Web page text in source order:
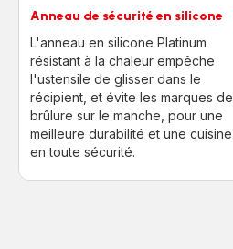
Anneau de sécurité en silicone
L'anneau en silicone Platinum
résistant à la chaleur empêche
l'ustensile de glisser dans le
récipient, et évite les marques de
brûlure sur le manche, pour une
meilleure durabilité et une cuisine
en toute sécurité.